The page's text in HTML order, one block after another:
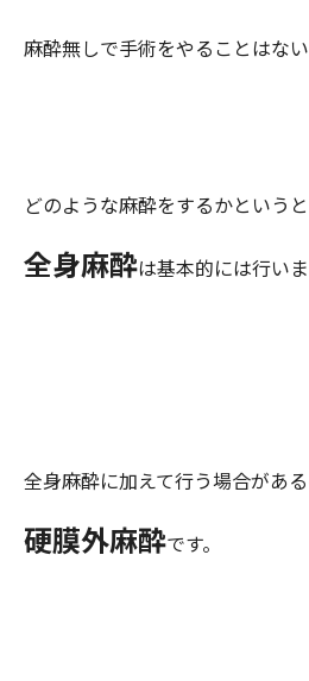
麻酔無しで手術をやることはな
どのような麻酔をするかというと
全身麻酔は基本的には行いま
全身麻酔に加えて行う場合があ
硬膜外麻酔です。